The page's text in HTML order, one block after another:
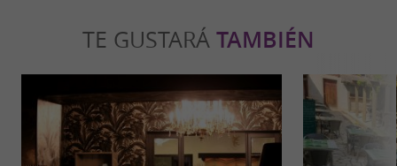
TE GUSTARÁ TAMBIÉN